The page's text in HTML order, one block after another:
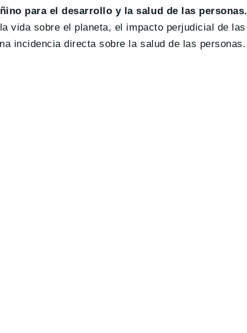
para el desarrollo y la salud de las personas.
vida sobre el planeta, el impacto perjudicial de las
incidencia directa sobre la salud de las personas.